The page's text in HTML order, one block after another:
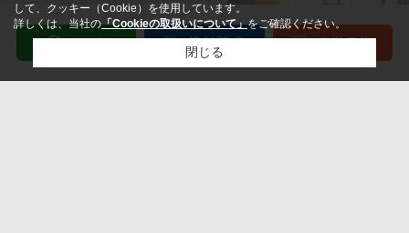
して、クッキー（Cookie）を使用しています。
詳しくは、当社の「Cookieの取扱いについて」をご確認ください。
閉じる